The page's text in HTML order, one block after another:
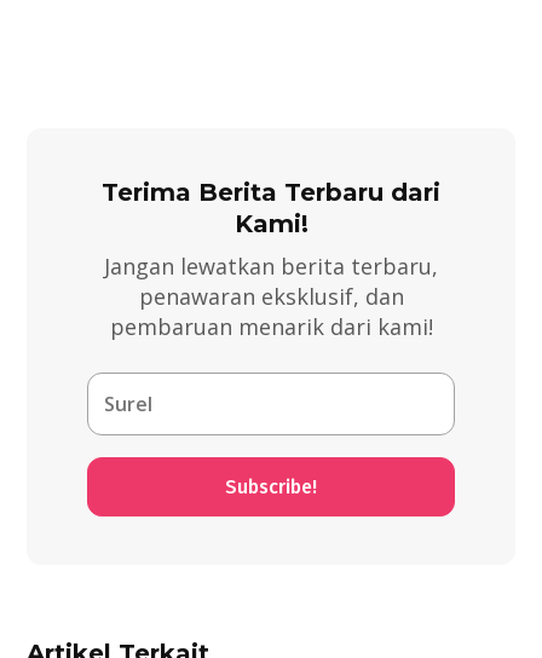
Terima Berita Terbaru dari
Kami!
Jangan lewatkan berita terbaru,
penawaran eksklusif, dan
pembaruan menarik dari kami!
Subscribe!